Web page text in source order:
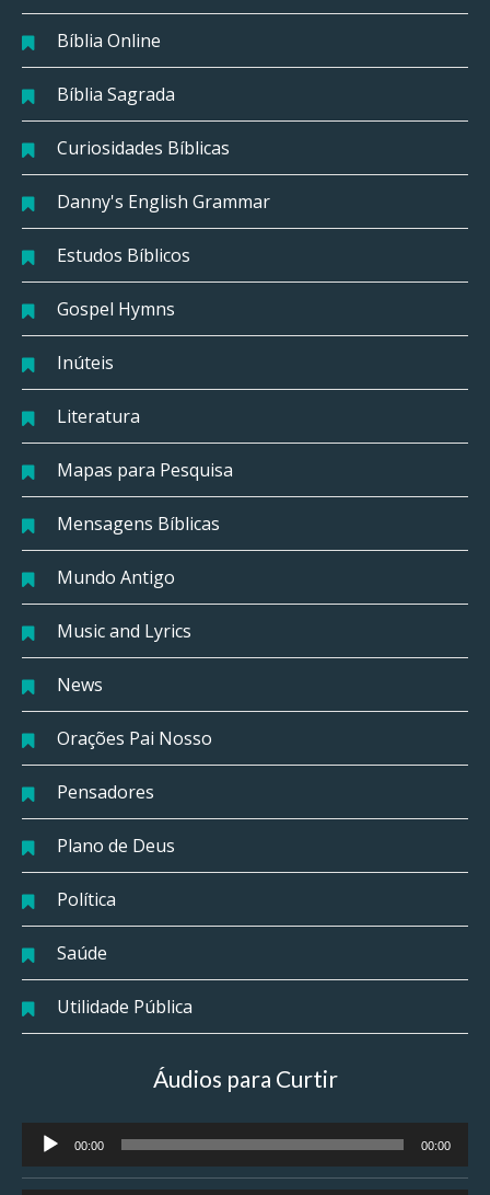
Bíblia Online
Bíblia Sagrada
Curiosidades Bíblicas
Danny's English Grammar
Estudos Bíblicos
Gospel Hymns
Inúteis
Literatura
Mapas para Pesquisa
Mensagens Bíblicas
Mundo Antigo
Music and Lyrics
News
Orações Pai Nosso
Pensadores
Plano de Deus
Política
Saúde
Utilidade Pública
Áudios para Curtir
Tocador
de
áudio
00:00 00:00